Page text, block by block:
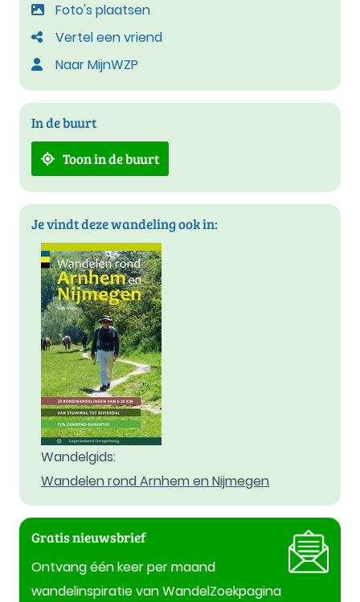
Foto's plaatsen
Vertel een vriend
Naar MijnWZP
In de buurt
Toon in de buurt
Je vindt deze wandeling ook in:
Wandelgids:
Wandelen rond Arnhem en Nijmegen
Gratis nieuwsbrief
Ontvang één keer per maand
wandelinspiratie van WandelZoekpagina